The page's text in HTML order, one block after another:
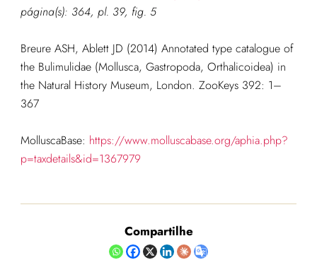
página(s): 364, pl. 39, fig. 5
Breure ASH, Ablett JD (2014) Annotated type catalogue of
the Bulimulidae (Mollusca, Gastropoda, Orthalicoidea) in
the Natural History Museum, London. ZooKeys 392: 1–
367
MolluscaBase: https://www.molluscabase.org/aphia.php?
p=taxdetails&id=1367979
Compartilhe